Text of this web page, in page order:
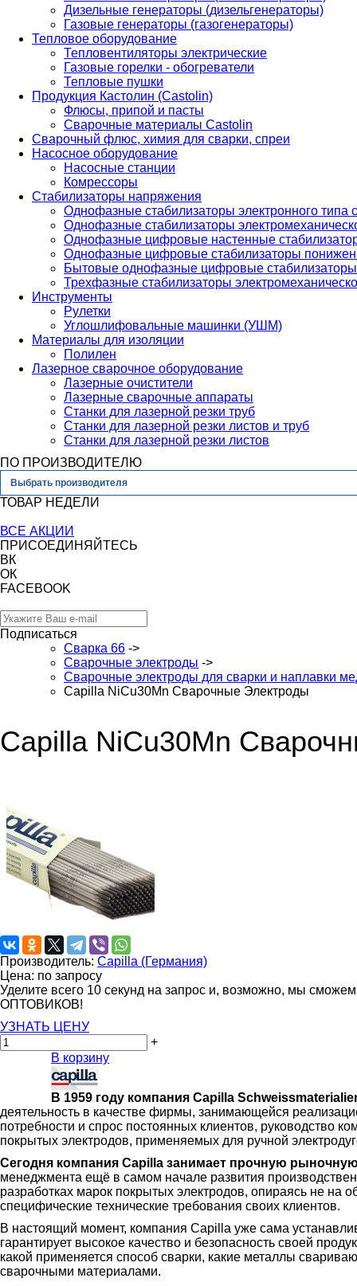
Дизельные генераторы (дизельгенераторы)
Газовые генераторы (газогенераторы)
Тепловое оборудование
Тепловентиляторы электрические
Газовые горелки - обогреватели
Тепловые пушки
Продукция Кастолин (Castolin)
Флюсы, припой и пасты
Сварочные материалы Castolin
Сварочный флюс, химия для сварки, спреи
Насосное оборудование
Насосные станции
Комрессоры
Стабилизаторы напряжения
Однофазные стабилизаторы электронного
Однофазные стабилизаторы
Однофазные цифровые настенные
Однофазные цифровые стабилизаторы
Бытовые однофазные цифровые стабилизаторы
Трехфазные стабилизаторы
Инструменты
Рулетки
Углошлифовальные машинки (УШМ)
Материалы для изоляции
Полилен
Лазерное сварочное оборудование
Лазерные очистители
Лазерные сварочные аппараты
Станки для лазерной резки труб
Станки для лазерной резки листов и труб
Станки для лазерной резки листов
ПО ПРОИЗВОДИТЕЛЮ
Выбрать производителя
ТОВАР НЕДЕЛИ
ВСЕ АКЦИИ
ПРИСОЕДИНЯЙТЕСЬ
ВК
ОК
FACEBOOK
Подписаться
Сварка 66 ->
Сварочные электроды ->
Сварочные электроды для сварки и наплавки
Capilla NiCu30Mn Сварочные Электроды
Capilla NiCu30Mn
Производитель: Capilla (Германия)
Цена: по запросу
Уделите всего 10 секунд на запрос и, возможно, мы
ОПТОВИКОВ!
УЗНАТЬ ЦЕНУ
+
В корзину
В 1959 году компания Capilla
деятельность в качестве фирмы, занимающейся
потребности и спрос постоянных клиентов, руководство
покрытых электродов, применяемых для ручной
Сегодня компания Capilla занимает прочную
менеджмента ещё в самом начале развития
разработках марок покрытых электродов, опираясь не на
специфические технические требования своих клиентов.
В настоящий момент, компания Capilla уже сама
гарантирует высокое качество и безопасность своей
какой применяется способ сварки, какие металлы
сварочными материалами.